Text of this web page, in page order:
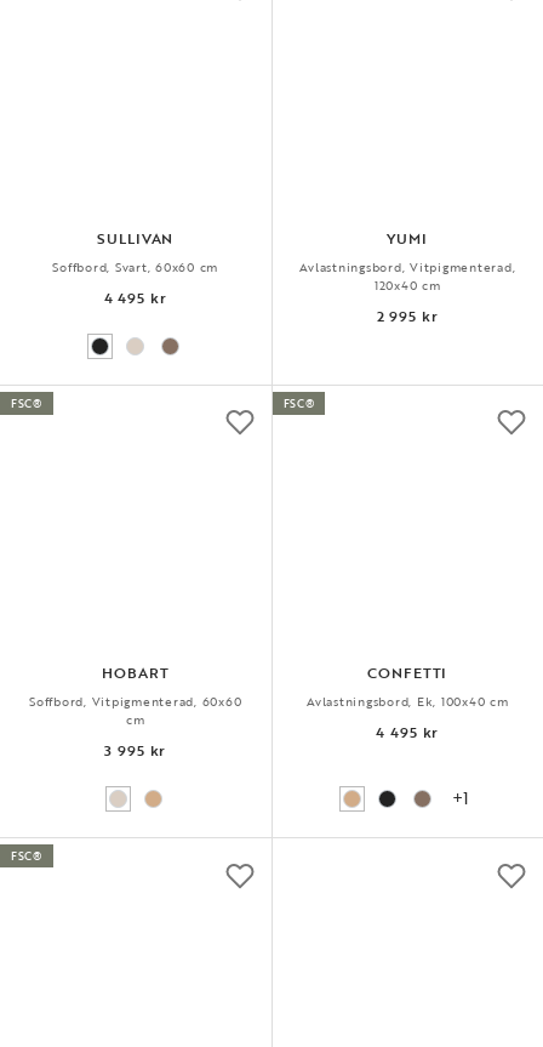
SULLIVAN
Soffbord, Svart, 60x60 cm
4 495 kr
YUMI
Avlastningsbord, Vitpigmenterad,
120x40 cm
2 995 kr
HOBART
Soffbord, Vitpigmenterad, 60x60
cm
3 995 kr
FSC®
CONFETTI
Avlastningsbord, Ek, 100x40 cm
4 495 kr
+1
FSC®
FSC®